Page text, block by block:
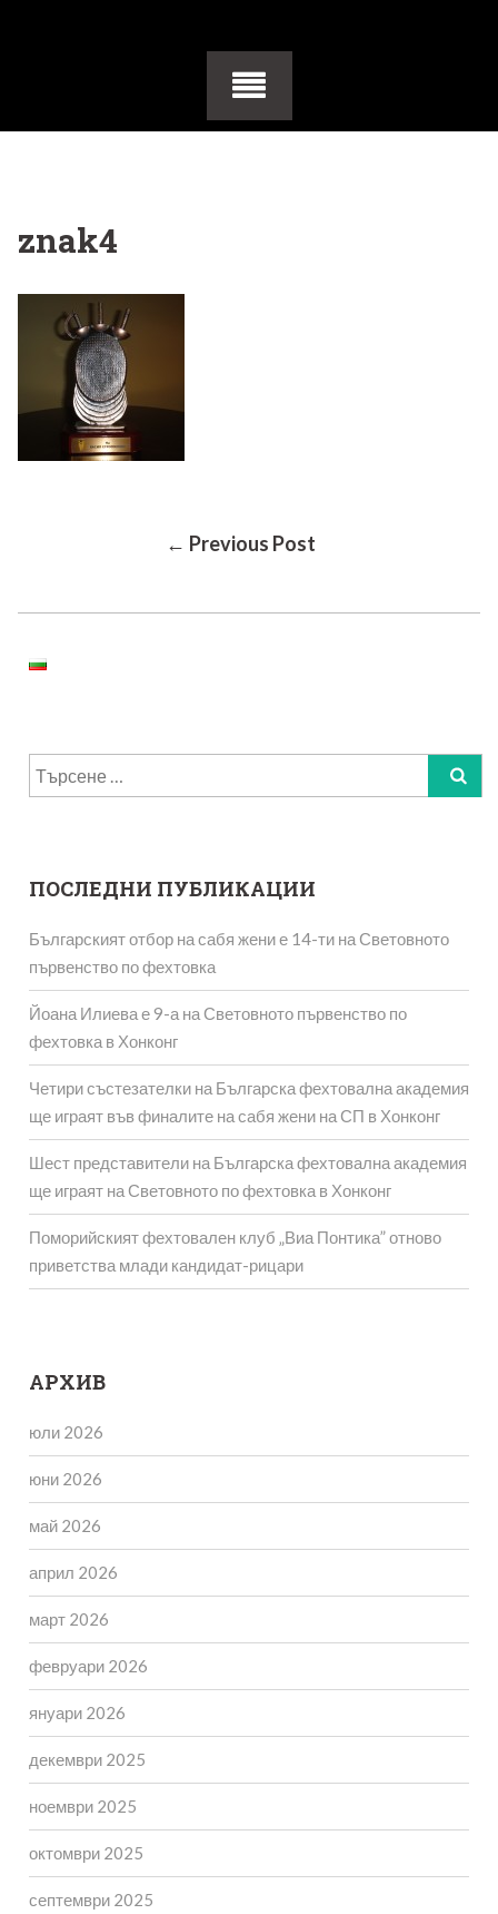
znak4
Navigation
← Previous Post
Търсене
за:
ПОСЛЕДНИ ПУБЛИКАЦИИ
Българският отбор на сабя жени е 14-ти на Световното
първенство по фехтовка
Йоана Илиева е 9-а на Световното първенство по
фехтовка в Хонконг
Четири състезателки на Българска фехтовална академия
ще играят във финалите на сабя жени на СП в Хонконг
Шест представители на Българска фехтовална академия
ще играят на Световното по фехтовка в Хонконг
Поморийският фехтовален клуб „Виа Понтика” отново
приветства млади кандидат-рицари
АРХИВ
юли 2026
юни 2026
май 2026
април 2026
март 2026
февруари 2026
януари 2026
декември 2025
ноември 2025
октомври 2025
септември 2025